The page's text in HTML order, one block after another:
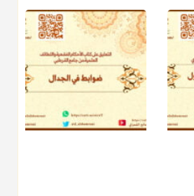
القريب صدقة وصلة وهو أفضل من
مظاهر ووظائف بعض الأقارب فإن